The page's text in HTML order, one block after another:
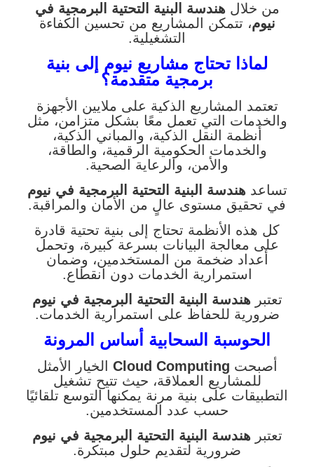
من خلالهندسة البنية التحتية البرمجية في
نيوم، تتمكن المشاريع من تحسين الكفاءة
التشغيلية.
لماذا تحتاج مشاريع نيوم إلى بنية
برمجية متقدمة؟
تعتمد المشاريع الذكية على ملايين الأجهزة
والخدمات التي تعمل معًا بشكل متزامن، مثل
أنظمة النقل الذكية، والمباني الذكية،
والخدمات الحكومية الرقمية، والطاقة،
والأمن، والرعاية الصحية.
تساعدهندسة البنية التحتية البرمجية في نيوم
في تحقيق مستوى عالٍ من الأمان والمراقبة.
كل هذه الأنظمة تحتاج إلى بنية تحتية قادرة
على معالجة البيانات بسرعة كبيرة، وتحمل
أعداد ضخمة من المستخدمين، وضمان
استمرارية الخدمات دون انقطاع.
تعتبرهندسة البنية التحتية البرمجية في نيوم
ضرورية للحفاظ على استمرارية الخدمات.
الحوسبة السحابية أساس المرونة
أصبحت Cloud Computing الخيار الأمثل
للمشاريع العملاقة، حيث تتيح تشغيل
التطبيقات على بنية مرنة يمكنها التوسع تلقائيًا
حسب عدد المستخدمين.
تعتبرهندسة البنية التحتية البرمجية في نيوم
ضرورية لتقديم حلول مبتكرة.